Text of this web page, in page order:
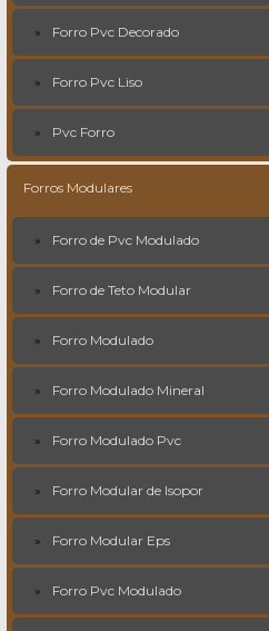
Forro Pvc Decorado
Forro Pvc Liso
Pvc Forro
Forros Modulares
Forro de Pvc Modulado
Forro de Teto Modular
Forro Modulado
Forro Modulado Mineral
Forro Modulado Pvc
Forro Modular de Isopor
Forro Modular Eps
Forro Pvc Modulado